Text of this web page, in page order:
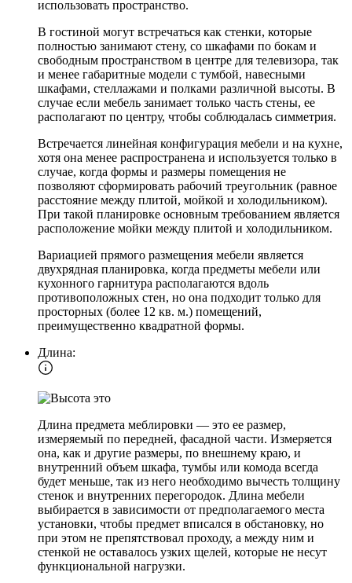
использовать пространство.
В гостиной могут встречаться как стенки, которые
полностью занимают стену, со шкафами по бокам и
свободным пространством в центре для телевизора, так
и менее габаритные модели с тумбой, навесными
шкафами, стеллажами и полками различной высоты. В
случае если мебель занимает только часть стены, ее
располагают по центру, чтобы соблюдалась симметрия.
Встречается линейная конфигурация мебели и на кухне,
хотя она менее распространена и используется только в
случае, когда формы и размеры помещения не
позволяют сформировать рабочий треугольник (равное
расстояние между плитой, мойкой и холодильником).
При такой планировке основным требованием является
расположение мойки между плитой и холодильником.
Вариацией прямого размещения мебели является
двухрядная планировка, когда предметы мебели или
кухонного гарнитура располагаются вдоль
противоположных стен, но она подходит только для
просторных (более 12 кв. м.) помещений,
преимущественно квадратной формы.
Длина:
Длина предмета меблировки — это ее размер,
измеряемый по передней, фасадной части. Измеряется
она, как и другие размеры, по внешнему краю, и
внутренний объем шкафа, тумбы или комода всегда
будет меньше, так из него необходимо вычесть толщину
стенок и внутренних перегородок. Длина мебели
выбирается в зависимости от предполагаемого места
установки, чтобы предмет вписался в обстановку, но
при этом не препятствовал проходу, а между ним и
стенкой не оставалось узких щелей, которые не несут
функциональной нагрузки.